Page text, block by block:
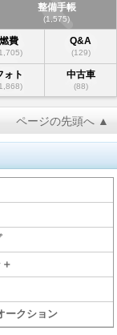
整備手帳
(1,575)
燃費 Q&A
(129)
ォト 中古車
(88)
ページの先頭へ ▲
ークション